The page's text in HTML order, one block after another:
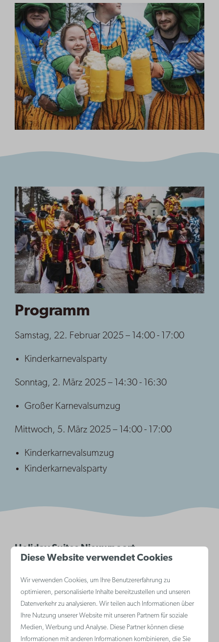
Programm
Samstag, 22. Februar 2025 – 14:00 - 17:00
Kinderkarnevalsparty
Sonntag, 2. März 2025 – 14:30 - 16:30
Großer Karnevalsumzug
Mittwoch, 5. März 2025 – 14:00 - 17:00
Kinderkarnevalsumzug
Kinderkarnevalsparty
Holiday Suites Nieuwpoort
Diese Website verwendet Cookies
Wir verwenden Cookies, um Ihre Benutzererfahrung zu
optimieren, personalisierte Inhalte bereitzustellen und unseren
Datenverkehr zu analysieren. Wir teilen auch Informationen über
Ihre Nutzung unserer Website mit unseren Partnern für soziale
Medien, Werbung und Analyse. Diese Partner können diese
Informationen mit anderen Informationen kombinieren, die Sie